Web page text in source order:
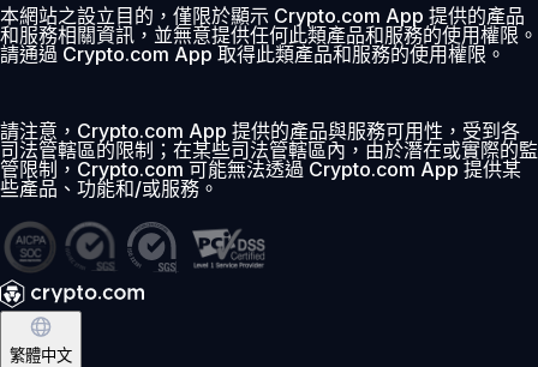
本網站之設立目的，僅限於顯示 Crypto.com App 提供的產品
和服務相關資訊，並無意提供任何此類產品和服務的使用權限。
請通過 Crypto.com App 取得此類產品和服務的使用權限。
請注意，Crypto.com App 提供的產品與服務可用性，受到各
司法管轄區的限制；在某些司法管轄區內，由於潛在或實際的監
管限制，Crypto.com 可能無法透過 Crypto.com App 提供某
些產品、功能和/或服務。
繁體中文